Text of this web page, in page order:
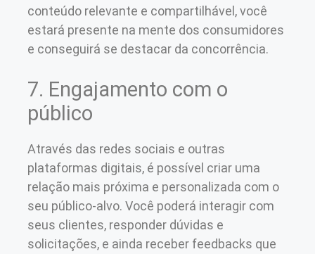
conteúdo relevante e compartilhável, você
estará presente na mente dos consumidores
e conseguirá se destacar da concorrência.
7. Engajamento com o
público
Através das redes sociais e outras
plataformas digitais, é possível criar uma
relação mais próxima e personalizada com o
seu público-alvo. Você poderá interagir com
seus clientes, responder dúvidas e
solicitações, e ainda receber feedbacks que